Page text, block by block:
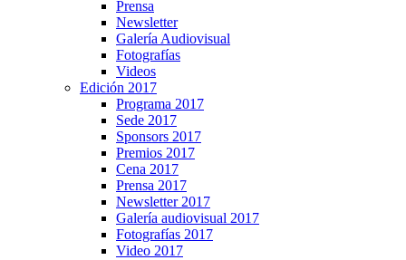
Prensa
Newsletter
Galería Audiovisual
Fotografías
Videos
Edición 2017
Programa 2017
Sede 2017
Sponsors 2017
Premios 2017
Cena 2017
Prensa 2017
Newsletter 2017
Galería audiovisual 2017
Fotografías 2017
Video 2017